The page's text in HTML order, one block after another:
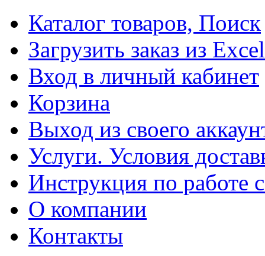
Каталог товаров, Поиск
Загрузить заказ из Excel
Вход в личный кабинет
Корзина
Выход из своего
Услуги. Условия
Инструкция по работе
О компании
Контакты